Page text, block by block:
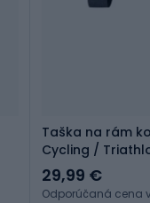
Taška na rám
Cycling /
black/silver
29,99 €
Odporúčaná cena